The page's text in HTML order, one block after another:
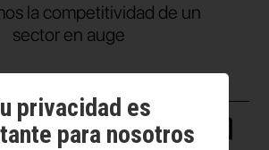
la competitividad de un
sector en auge
privacidad es
para nosotros